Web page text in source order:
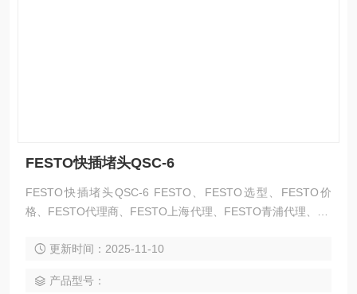
FESTO快插堵头QSC-6
FESTO快插堵头QSC-6 FESTO、FESTO选型、FESTO价
格、FESTO代理商、FESTO上海代理、FESTO青浦代理、FE
O气缸、FESTO无杆气缸、FESTO导杆气缸、FESTO滑台、
缸、FESTO不锈钢气缸、FESTO轻型气缸、FESTO方形气
更新时间：2025-11-10
产品型号：